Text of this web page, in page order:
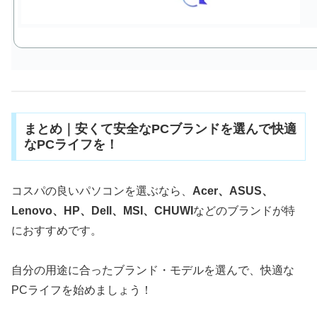
まとめ｜安くて安全なPCブランドを選んで快適
なPCライフを！
コスパの良いパソコンを選ぶなら、 Acer、ASUS、
Lenovo、HP、Dell、MSI、CHUWI などのブランドが特
におすすめです。
自分の用途に合ったブランド・モデルを選んで、快適な
PCライフを始めましょう！